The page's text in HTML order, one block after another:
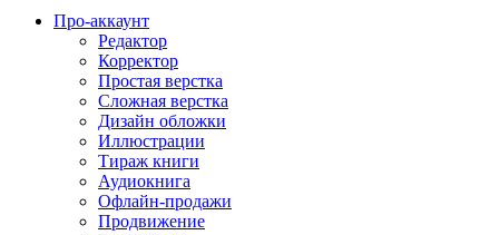
Про-аккаунт
Редактор
Корректор
Простая верстка
Сложная верстка
Дизайн обложки
Иллюстрации
Тираж книги
Аудиокнига
Офлайн-продажи
Продвижение